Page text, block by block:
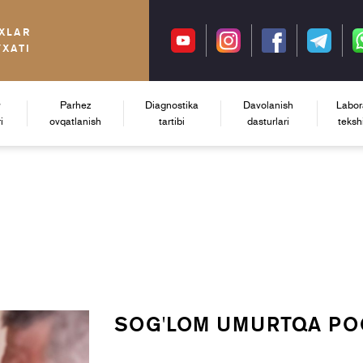
Parhez
ovqatlanish
Diagnostika
tartibi
Davolanish
dasturlari
SOG'LOM UMURTQA